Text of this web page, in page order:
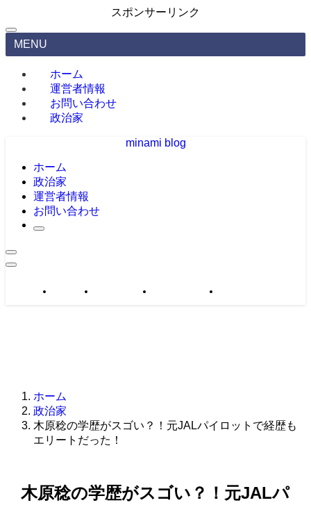
スポンサーリンク
MENU
ホーム
運営者情報
お問い合わせ
政治家
minami blog
ホーム
政治家
運営者情報
お問い合わせ
政治家 運営者情報 お問い合わせ
ホーム
政治家
木原稔の学歴がスゴい？！元JALパイロットで経歴も
エリートだった！
木原稔の学歴がスゴい？！元JALパ